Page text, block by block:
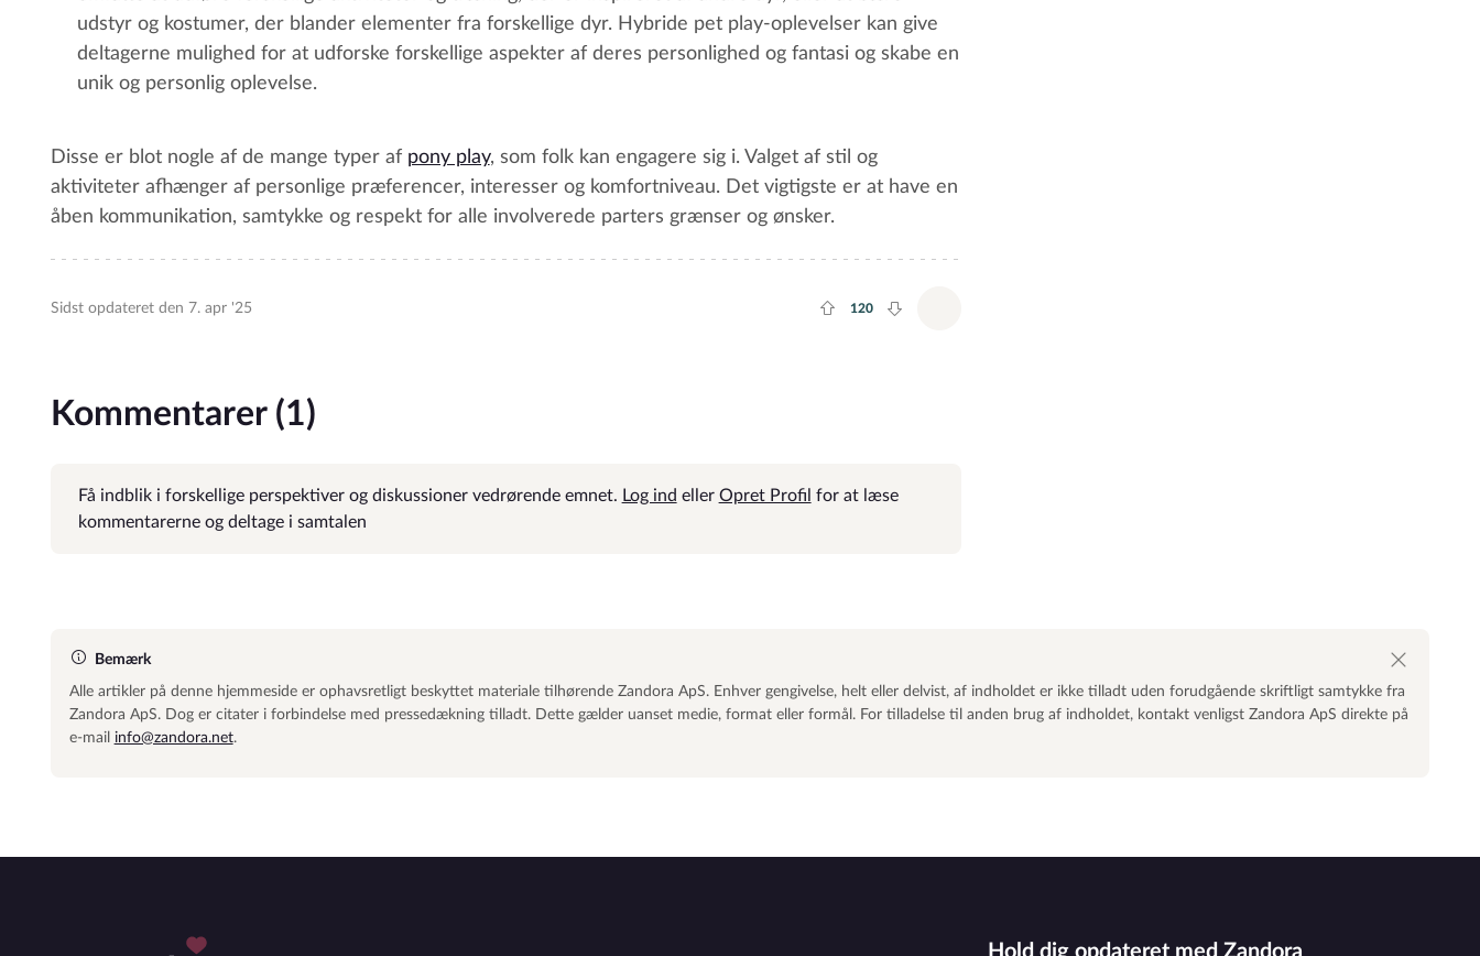
udstyr og kostumer, der blander elementer fra forskellige dyr. Hybride pet play-oplevelser kan give
deltagerne mulighed for at udforske forskellige aspekter af deres personlighed og fantasi og skabe en
unik og personlig oplevelse.
Disse er blot nogle af de mange typer af pony play, som folk kan engagere sig i. Valget af stil og
aktiviteter afhænger af personlige præferencer, interesser og komfortniveau. Det vigtigste er at have en
åben kommunikation, samtykke og respekt for alle involverede parters grænser og ønsker.
Sidst opdateret den 7. apr '25
Plus rate
120
Minus rate
Kommentarer (1)
Få indblik i forskellige perspektiver og diskussioner vedrørende emnet. Log ind eller Opret Profil for at læse
kommentarerne og deltage i samtalen
Bemærk
Alle artikler på denne hjemmeside er ophavsretligt beskyttet materiale tilhørende Zandora ApS. Enhver gengivelse, helt eller delvist, af indholdet er ikke tilladt uden forudgående skriftligt samtykke fra
Zandora ApS. Dog er citater i forbindelse med pressedækning tilladt. Dette gælder uanset medie, format eller formål. For tilladelse til anden brug af indholdet, kontakt venligst Zandora ApS direkte på
e-mail info@zandora.net.
Hold dig opdateret med Zandora